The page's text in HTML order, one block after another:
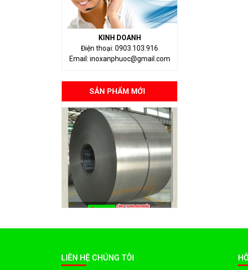
KINH DOANH
Điện thoại: 0903.103.916
Email: inoxanphuoc@gmail.com
SẢN PHẨM MỚI
LIÊN HỆ CHÚNG TÔI